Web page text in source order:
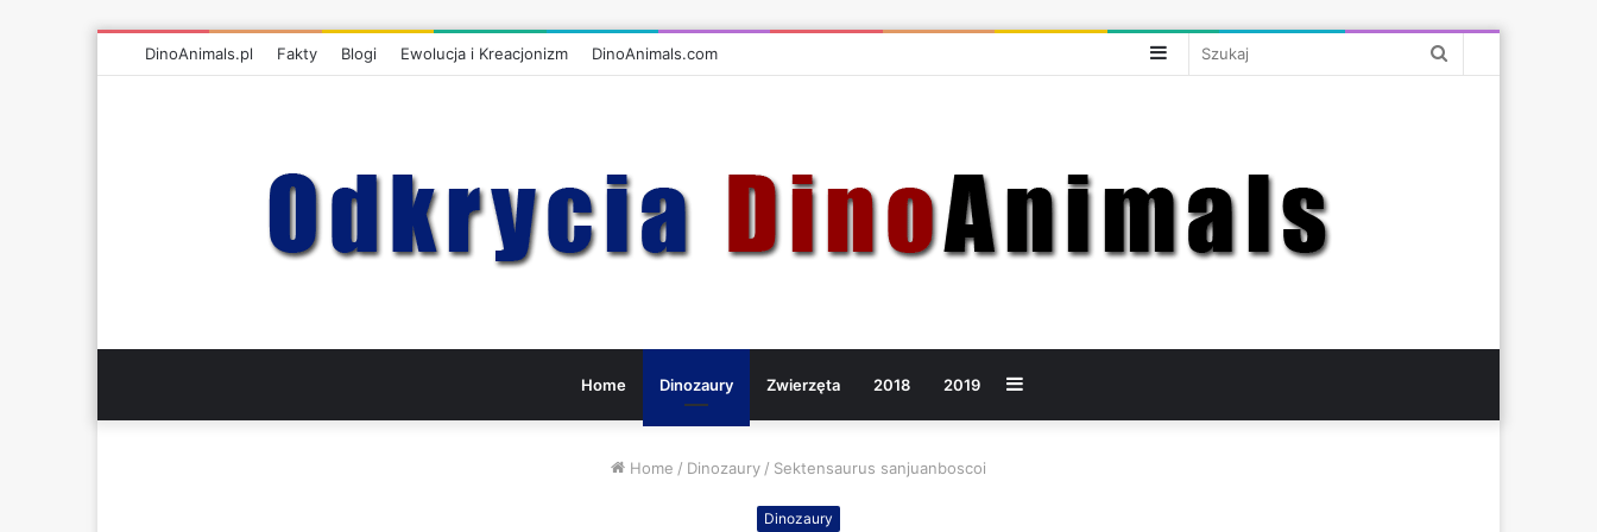
DinoAnimals.pl Fakty Blogi Ewolucja i Kreacjonizm DinoAnimals.com Sidebar
Home Dinozaury Zwierzęta 2018 2019 Sidebar
Home / Dinozaury / Sektensaurus sanjuanboscoi
Dinozaury